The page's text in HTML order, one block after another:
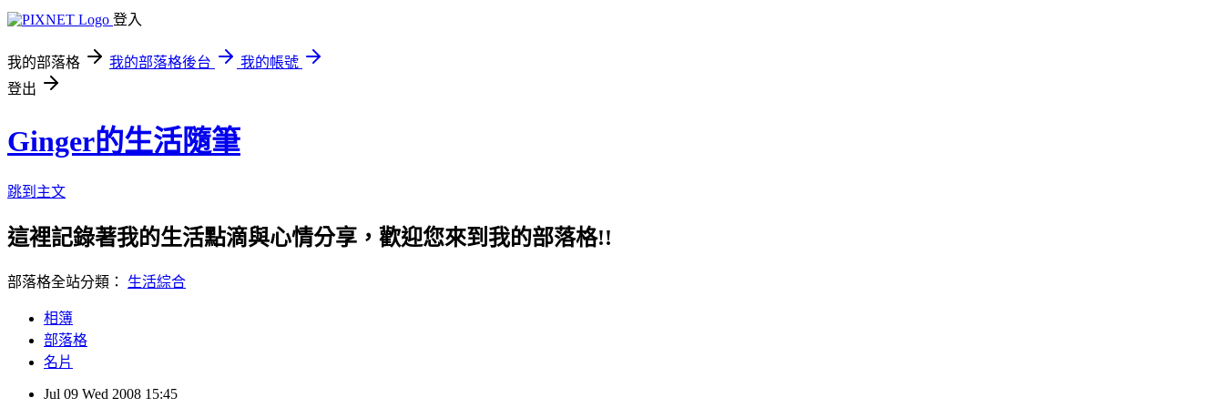
登入
我的部落格 我的部落格後台
我的帳號
登出
Ginger的生活隨筆
跳到主文
這裡記錄著我的生活點滴與心情分享，歡迎您來到我的部落格!!
部落格全站分類： 生活綜合
相簿
部落格
名片
Jul 09 Wed 2008 15:45